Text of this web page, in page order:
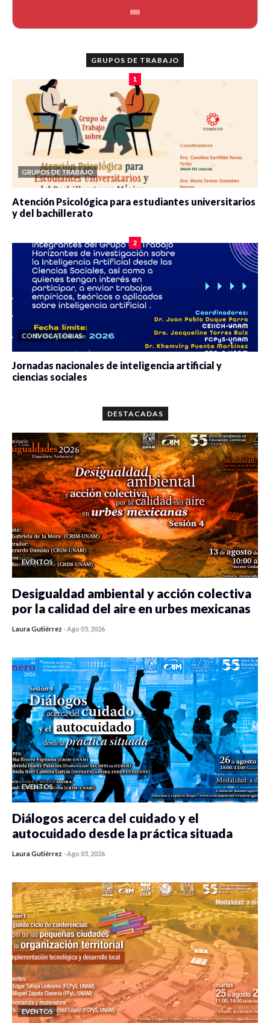
GRUPOS DE TRABAJO
1
GRUPOS DE TRABAJO
Atención Psicológica para estudiantes universitarios
y del bachillerato
2
CONVOCATORIAS
Jornadas nacionales de inteligencia artificial y
ciencias sociales
DESTACADAS
EVENTOS
Desigualdad ambiental y acción colectiva
por la calidad del aire en urbes mexicanas
Laura Gutiérrez -Ago 05, 2026
EVENTOS
Diálogos acerca del cuidado y el
autocuidado desde la práctica situada
Laura Gutiérrez -Ago 05, 2026
EVENTOS